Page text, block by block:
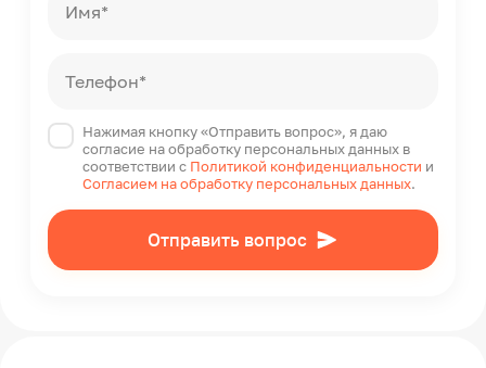
Имя*
Телефон*
Нажимая кнопку «Отправить вопрос», я даю
согласие на обработку персональных данных в
соответствии с Политикой конфиденциальности и
Согласием на обработку персональных данных.
Отправить вопрос